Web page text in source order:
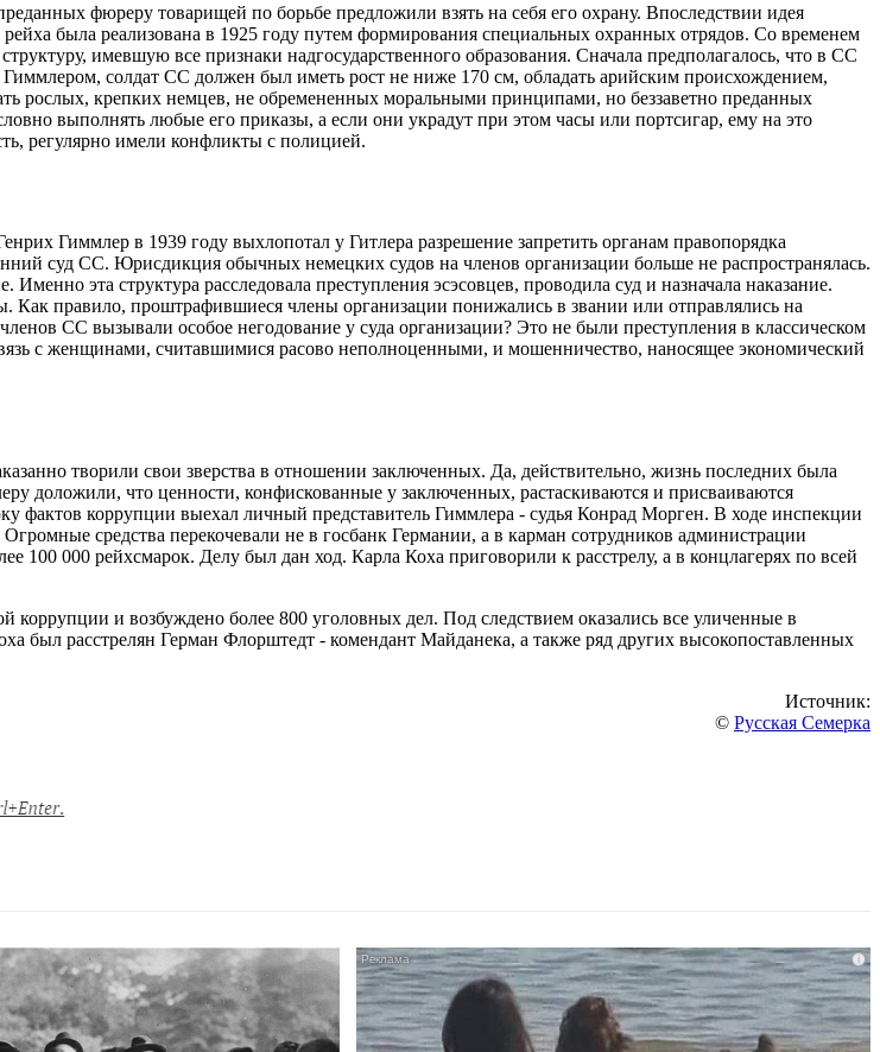
фюреру товарищей по борьбе предложили взять на себя его охрану. Впоследствии идея
рейха была реализована в 1925 году путем формирования специальных охранных отрядов. Со временем
имевшую все признаки надгосударственного образования. Сначала предполагалось, что в СС
солдат СС должен был иметь рост не ниже 170 см, обладать арийским происхождением,
рослых, крепких немцев, не обремененных моральными принципами, но беззаветно преданных
выполнять любые его приказы, а если они украдут при этом часы или портсигар, ему на это
регулярно имели конфликты с полицией.
Гиммлер в 1939 году выхлопотал у Гитлера разрешение запретить органам правопорядка
суд СС. Юрисдикция обычных немецких судов на членов организации больше не распространялась.
эта структура расследовала преступления эсэсовцев, проводила суд и назначала наказание.
правило, проштрафившиеся члены организации понижались в звании или отправлялись на
СС вызывали особое негодование у суда организации? Это не были преступления в классическом
с женщинами, считавшимися расово неполноценными, и мошенничество, наносящее экономический
творили свои зверства в отношении заключенных. Да, действительно, жизнь последних была
доложили, что ценности, конфискованные у заключенных, растаскиваются и присваиваются
фактов коррупции выехал личный представитель Гиммлера - судья Конрад Морген. В ходе инспекции
средства перекочевали не в госбанк Германии, а в карман сотрудников администрации
100 000 рейхсмарок. Делу был дан ход. Карла Коха приговорили к расстрелу, а в концлагерях по всей
и возбуждено более 800 уголовных дел. Под следствием оказались все уличенные в
был расстрелян Герман Флорштедт - комендант Майданека, а также ряд других высокопоставленных
Источник:
© Русская Семерка
i